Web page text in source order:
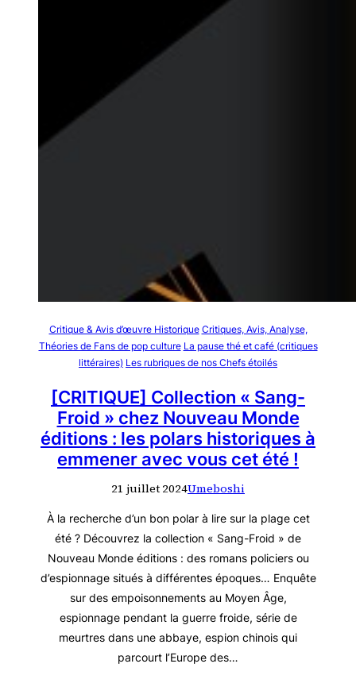
Critique & Avis d’œuvre Historique Critiques, Avis, Analyse,
Théories de Fans de pop culture La pause thé et café (critiques
littéraires) Les rubriques de nos Chefs étoilés
[CRITIQUE] Collection « Sang-
Froid » chez Nouveau Monde
éditions : les polars historiques à
emmener avec vous cet été !
21 juillet 2024Umeboshi
À la recherche d’un bon polar à lire sur la plage cet
été ? Découvrez la collection « Sang-Froid » de
Nouveau Monde éditions : des romans policiers ou
d’espionnage situés à différentes époques… Enquête
sur des empoisonnements au Moyen Âge,
espionnage pendant la guerre froide, série de
meurtres dans une abbaye, espion chinois qui
parcourt l’Europe des…